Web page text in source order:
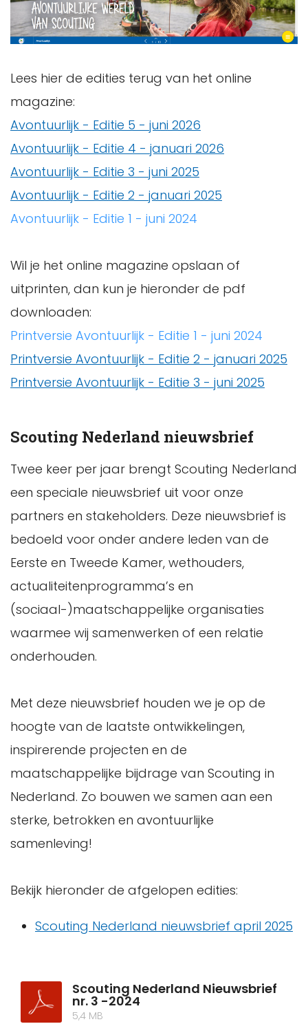
Lees hier de edities terug van het online
magazine:
Avontuurlijk - Editie 5 - juni 2026
Avontuurlijk - Editie 4 - januari 2026
Avontuurlijk - Editie 3 - juni 2025
Avontuurlijk - Editie 2 - januari 2025
Avontuurlijk - Editie 1 - juni 2024
Wil je het online magazine opslaan of
uitprinten, dan kun je hieronder de pdf
downloaden:
Printversie Avontuurlijk - Editie 1 - juni 2024
Printversie Avontuurlijk - Editie 2 - januari 2025
Printversie Avontuurlijk - Editie 3 - juni 2025
Scouting Nederland nieuwsbrief
Twee keer per jaar brengt Scouting Nederland
een speciale nieuwsbrief uit voor onze
partners en stakeholders. Deze nieuwsbrief is
bedoeld voor onder andere leden van de
Eerste en Tweede Kamer, wethouders,
actualiteitenprogramma’s en
(sociaal-)maatschappelijke organisaties
waarmee wij samenwerken of een relatie
onderhouden.
Met deze nieuwsbrief houden we je op de
hoogte van de laatste ontwikkelingen,
inspirerende projecten en de
maatschappelijke bijdrage van Scouting in
Nederland. Zo bouwen we samen aan een
sterke, betrokken en avontuurlijke
samenleving!
Bekijk hieronder de afgelopen edities:
Scouting Nederland nieuwsbrief april 2025
Scouting Nederland Nieuwsbrief
nr. 3 -2024
5,4 MB